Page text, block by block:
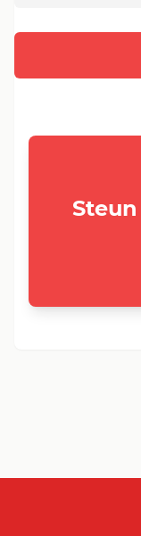
Steun